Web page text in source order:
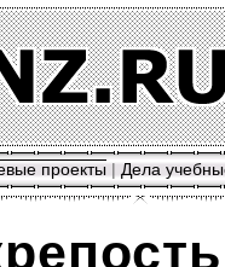
проекты | Дела